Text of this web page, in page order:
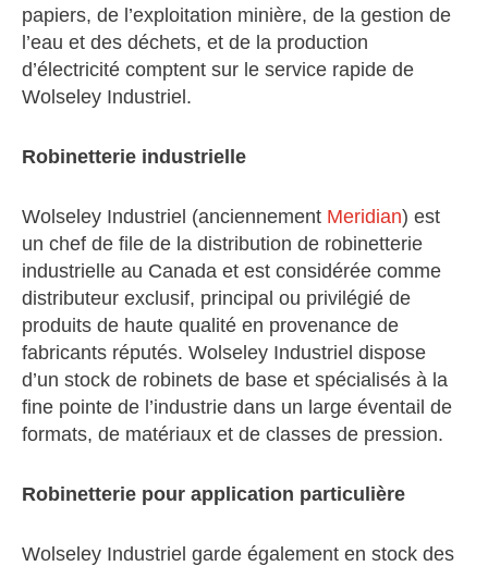
papiers, de l’exploitation minière, de la gestion de
l’eau et des déchets, et de la production
d’électricité comptent sur le service rapide de
Wolseley Industriel.
Robinetterie industrielle
Wolseley Industriel (anciennement Meridian) est
un chef de file de la distribution de robinetterie
industrielle au Canada et est considérée comme
distributeur exclusif, principal ou privilégié de
produits de haute qualité en provenance de
fabricants réputés. Wolseley Industriel dispose
d’un stock de robinets de base et spécialisés à la
fine pointe de l’industrie dans un large éventail de
formats, de matériaux et de classes de pression.
Robinetterie pour application particulière
Wolseley Industriel garde également en stock des